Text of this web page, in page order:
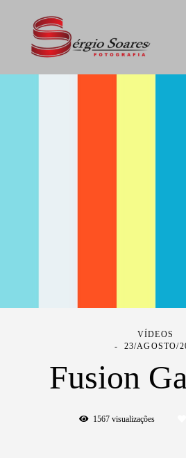
VÍDEOS
23/AGOSTO/
Fusion
1567visualizações